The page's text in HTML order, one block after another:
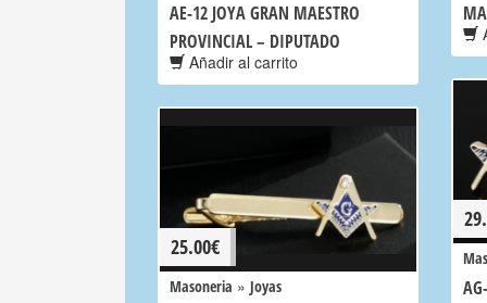
AE-12 JOYA GRAN MAESTRO
PROVINCIAL – DIPUTADO
Añadir al carrito
25.00€
Masoneria » Joyas